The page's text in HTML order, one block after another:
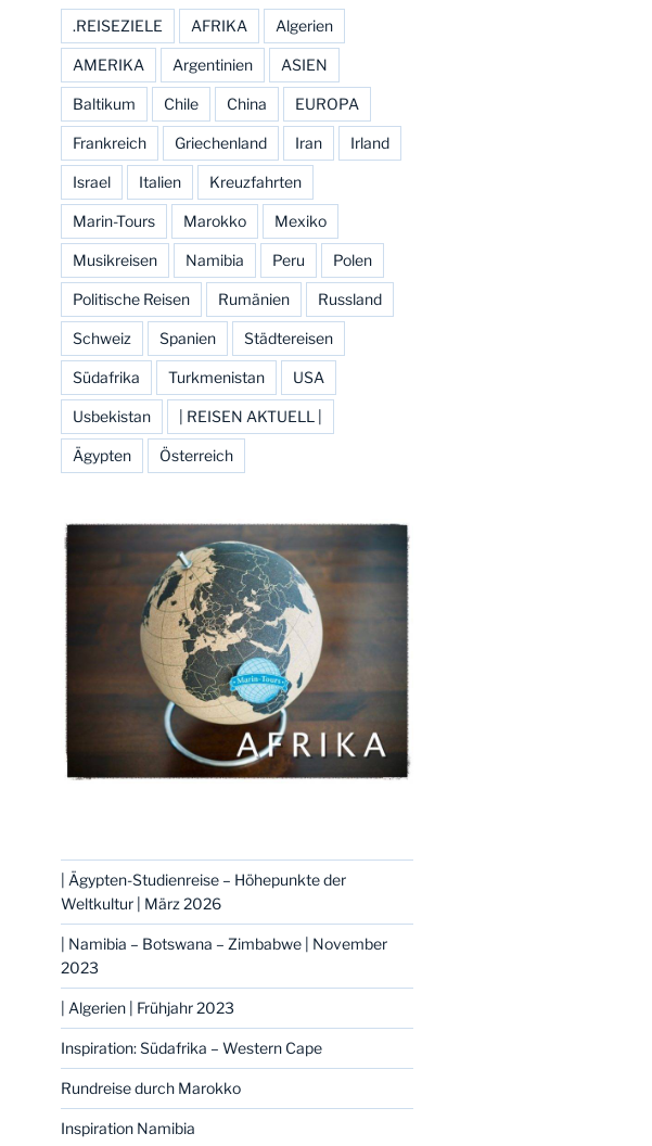
.REISEZIELE AFRIKA Algerien
AMERIKA Argentinien ASIEN
Baltikum Chile China EUROPA
Frankreich Griechenland Iran Irland
Israel Italien Kreuzfahrten
Marin-Tours Marokko Mexiko
Musikreisen Namibia Peru Polen
Politische Reisen Rumänien Russland
Schweiz Spanien Städtereisen
Südafrika Turkmenistan USA
Usbekistan | REISEN AKTUELL |
Ägypten Österreich
| Ägypten-Studienreise – Höhepunkte der
Weltkultur | März 2026
| Namibia – Botswana – Zimbabwe | November
2023
| Algerien | Frühjahr 2023
Inspiration: Südafrika – Western Cape
Rundreise durch Marokko
Inspiration Namibia